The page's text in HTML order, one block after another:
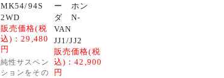
MK54/94S
2WD
販売価格(税
込)：29,480
円
純性サスペン
ションをその
ー ホン
ダ N-
VAN
JJ1/JJ2
販売価格(税
込)：42,900
円